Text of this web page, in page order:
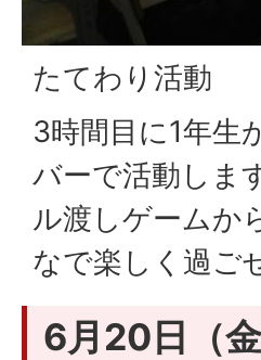
たてわり活動
3時間目に1年生
バーで活動しま
ル渡しゲームか
なで楽しく過ご
6月20日（金